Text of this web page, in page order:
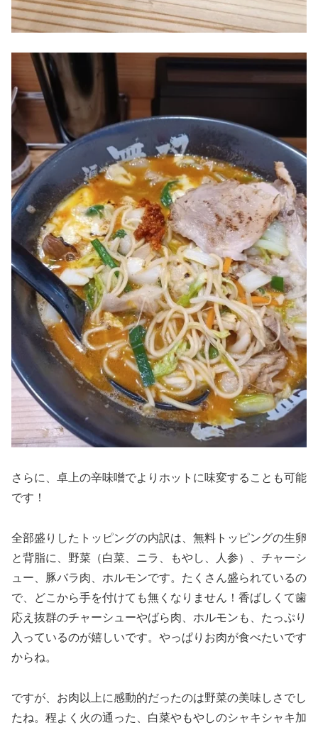
さらに、卓上の辛味噌でよりホットに味変することも可能
です！
全部盛りしたトッピングの内訳は、無料トッピングの生卵
と背脂に、野菜（白菜、ニラ、もやし、人参）、チャーシ
ュー、豚バラ肉、ホルモンです。たくさん盛られているの
で、どこから手を付けても無くなりません！香ばしくて歯
応え抜群のチャーシューやばら肉、ホルモンも、たっぷり
入っているのが嬉しいです。やっぱりお肉が食べたいです
からね。
ですが、お肉以上に感動的だったのは野菜の美味しさでし
たね。程よく火の通った、白菜やもやしのシャキシャキ加